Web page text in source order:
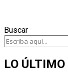
Buscar
LO ÚLTIMO